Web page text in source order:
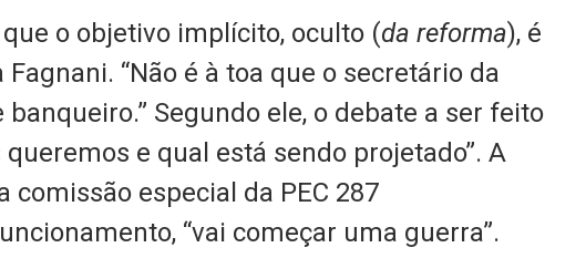
o objetivo implícito, oculto (da reforma), é
“Não é à toa que o secretário da
Segundo ele, o debate a ser feito
queremos e qual está sendo projetado”. A
comissão especial da PEC 287
“vai começar uma guerra”.